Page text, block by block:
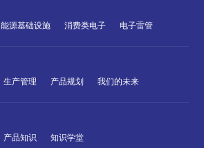
能源基础设施 消费类电子 电子雷管
生产管理 产品规划 我们的未来
产品知识 知识学堂